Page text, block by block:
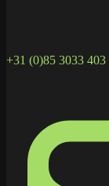
+31 (0)85 3033 403